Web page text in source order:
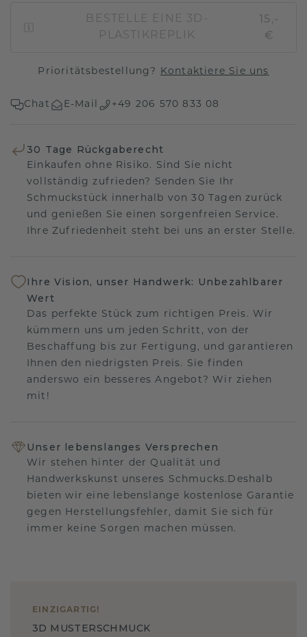
BESTELLE EINE 3D-
PLASTIKREPLIK
15,-
€
Prioritätsbestellung? Kontaktiere Sie uns
Chat E-Mail +49 206 570 833 08
30 Tage Rückgaberecht
Einkaufen ohne Risiko. Sind Sie nicht
vollständig zufrieden? Senden Sie Ihr
Schmuckstück innerhalb von 30 Tagen zurück
und genießen Sie einen sorgenfreien Service.
Ihre Zufriedenheit steht bei uns an erster Stelle.
Ihre Vision, unser Handwerk: Unbezahlbarer
Wert
Das perfekte Stück zum richtigen Preis. Wir
kümmern uns um jeden Schritt, von der
Beschaffung bis zur Fertigung, und garantieren
Ihnen den niedrigsten Preis. Sie finden
anderswo ein besseres Angebot? Wir ziehen
mit!
Unser lebenslanges Versprechen
Wir stehen hinter der Qualität und
Handwerkskunst unseres Schmucks.Deshalb
bieten wir eine lebenslange kostenlose Garantie
gegen Herstellungsfehler, damit Sie sich für
immer keine Sorgen machen müssen.
EINZIGARTIG !
3D MUSTERSCHMUCK